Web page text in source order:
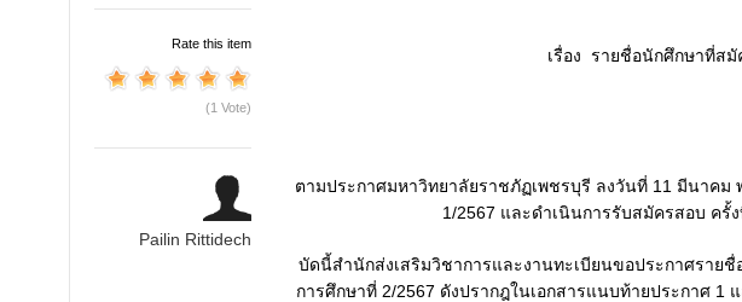
Rate this item
(1 Vote)
Pailin Rittidech
เรื่อง รายชื่อนักศึกษาที่ส
ตามประกาศมหาวิทยาลัยราชภัฏเพชรบุรี ลงวันที่ 11 มีนาค
1/2567 และดำเนินการรับสมัครสอบ ครั้
บัดนี้สำนักส่งเสริมวิชาการและงานทะเบียนขอประกาศราย
การศึกษาที่ 2/2567 ดังปรากฎในเอกสารแนบท้ายประกาศ